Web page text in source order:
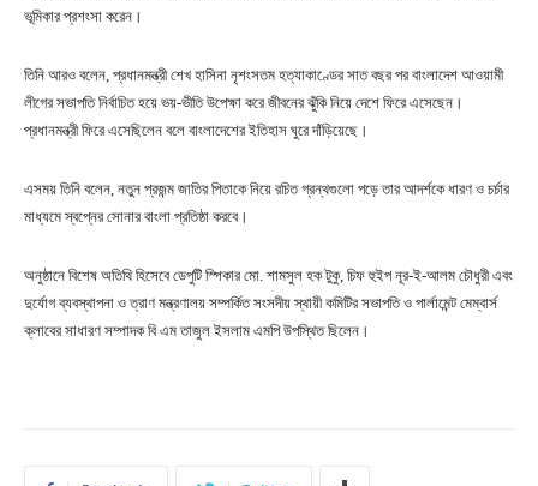
ভূমিকার প্রশংসা করেন।
তিনি আরও বলেন, প্রধানমন্ত্রী শেখ হাসিনা নৃশংসতম হত্যাকাণ্ডের সাত বছর পর বাংলাদেশ আওয়ামী
লীগের সভাপতি নির্বাচিত হয়ে ভয়-ভীতি উপেক্ষা করে জীবনের ঝুঁকি নিয়ে দেশে ফিরে এসেছেন।
প্রধানমন্ত্রী ফিরে এসেছিলেন বলে বাংলাদেশের ইতিহাস ঘুরে দাঁড়িয়েছে।
এসময় তিনি বলেন, নতুন প্রজন্ম জাতির পিতাকে নিয়ে রচিত গ্রন্থগুলো পড়ে তার আদর্শকে ধারণ ও চর্চার
মাধ্যমে স্বপ্নের সোনার বাংলা প্রতিষ্ঠা করবে।
অনুষ্ঠানে বিশেষ অতিথি হিসেবে ডেপুটি স্পিকার মো. শামসুল হক টুকু, চিফ হুইপ নূর-ই-আলম চৌধুরী এবং
দুর্যোগ ব্যবস্থাপনা ও ত্রাণ মন্ত্রণালয় সম্পর্কিত সংসদীয় স্থায়ী কমিটির সভাপতি ও পার্লামেন্ট মেম্বার্স
ক্লাবের সাধারণ সম্পাদক বি এম তাজুল ইসলাম এমপি উপস্থিত ছিলেন।